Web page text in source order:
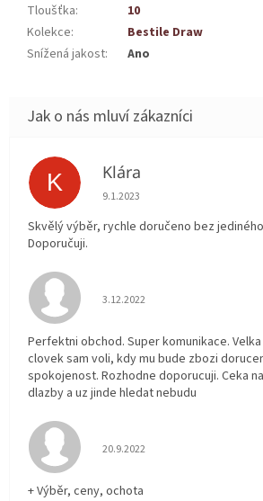
Tloušťka:
10
Kolekce:
Bestile Draw
Snížená jakost: Ano
K Klára
Hodnocení obchodu je 5 z 5
9.1.2023
Skvělý výběr, rychle doručeno bez
Doporučuji.
Hodnocení obchodu je 5 z 5
3.12.2022
Perfektni obchod. Super komunikace.
clovek sam voli, kdy mu bude zbozi
spokojenost. Rozhodne doporucuji. Ceka
dlazby a uz jinde hledat nebudu
Hodnocení obchodu je 5 z 5
20.9.2022
+ Výběr, ceny, ochota